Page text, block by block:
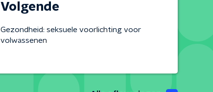
Volgende
Gezondheid: seksuele voorlichting voor
volwassenen